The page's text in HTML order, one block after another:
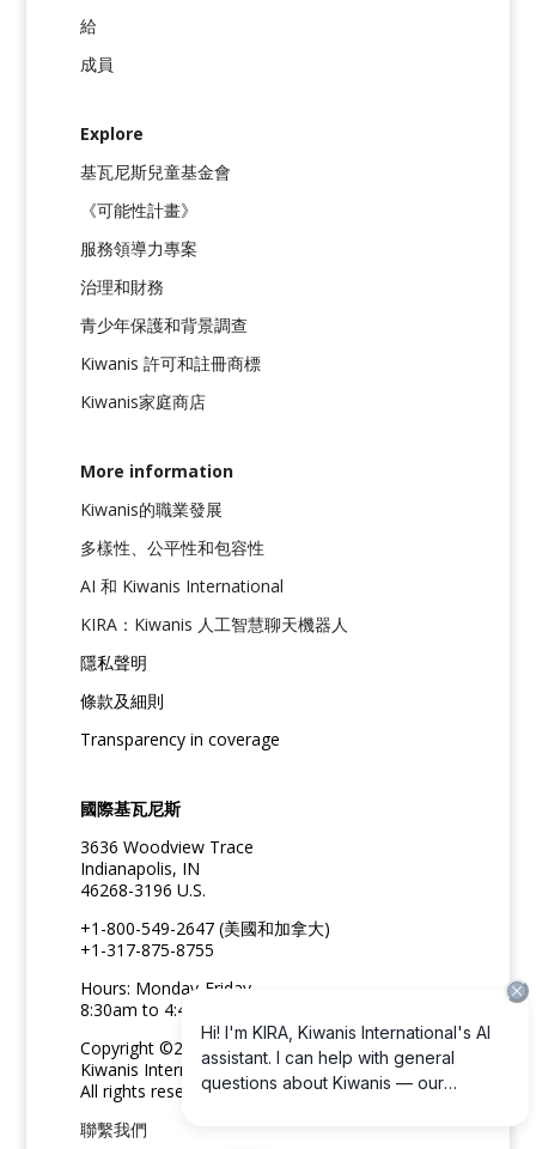
給
成員
Explore
基瓦尼斯兒童基金會
《可能性計畫》
服務領導力專案
治理和財務
青少年保護和背景調查
Kiwanis 許可和註冊商標
Kiwanis家庭商店
More information
Kiwanis的職業發展
多樣性、公平性和包容性
AI 和 Kiwanis International
KIRA：Kiwanis 人工智慧聊天機器人
隱私聲明
條款及細則
Transparency in coverage
國際基瓦尼斯
3636 Woodview Trace
Indianapolis, IN
46268-3196 U.S.
+1-800-549-2647 (美國和加拿大)
+1-317-875-8755
Hours: Monday-Friday
8:30am to 4:45pm ET
Copyright ©2026
Kiwanis International
All rights reserved
聯繫我們